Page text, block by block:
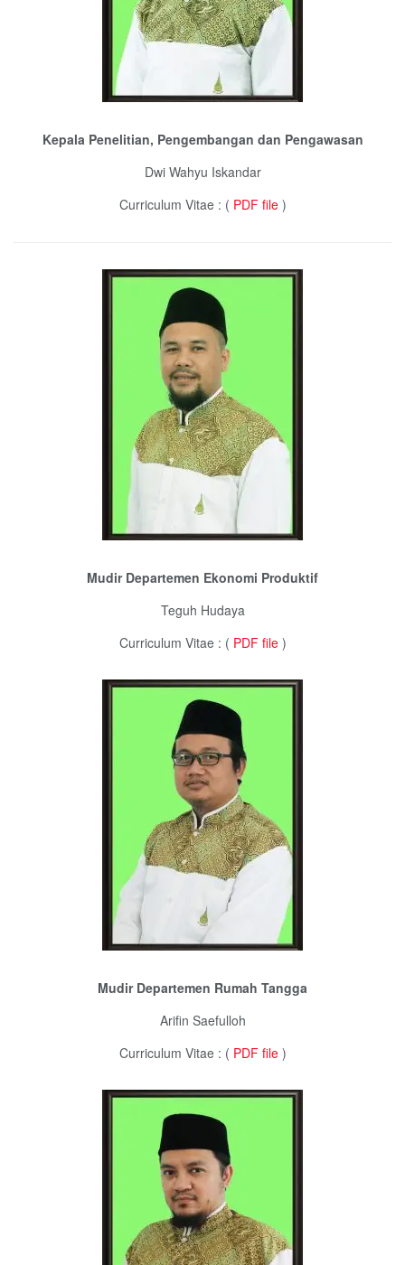
Kepala Penelitian, Pengembangan dan Pengawasan
Dwi Wahyu Iskandar
Curriculum Vitae : ( PDF file)
Mudir Departemen Ekonomi Produktif
Teguh Hudaya
Curriculum Vitae : ( PDF file)
Mudir Departemen Rumah Tangga
Arifin Saefulloh
Curriculum Vitae : ( PDF file)